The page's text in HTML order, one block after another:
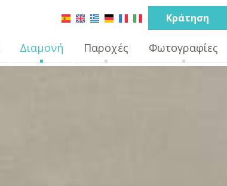
Κράτηση
Διαμονή Παροχές Φωτογραφίες